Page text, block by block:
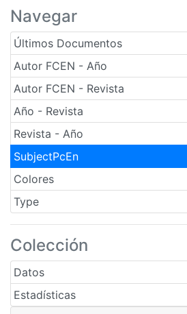
Navegar
Últimos Documentos
Autor FCEN - Año
Autor FCEN - Revista
Año - Revista
Revista - Año
SubjectPcEn
Colores
Type
Colección
Datos
Estadísticas